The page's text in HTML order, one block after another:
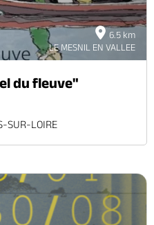
6.5 km
LE MESNIL EN VALLEE
du fleuve"
SUR-LOIRE